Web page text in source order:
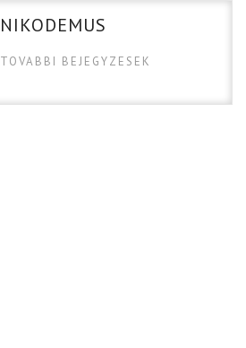
NIKODEMUS
TOVABBI BEJEGYZESEK